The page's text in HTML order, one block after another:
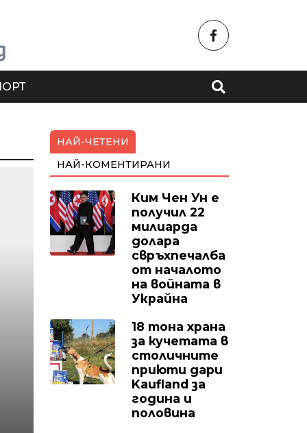
НАЙ-ЧЕТЕНИ
НАЙ-КОМЕНТИРАНИ
Ким Чен Ун е
получил 22
милиарда
долара
свръхпечалба
от началото
на войната в
Украйна
18 тона храна
за кучетата в
столичните
приюти дари
Kaufland за
година и
половина